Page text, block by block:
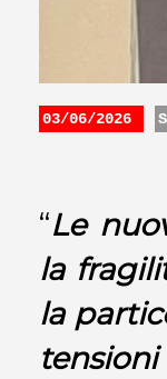
03/06/2026
“Le
la
la